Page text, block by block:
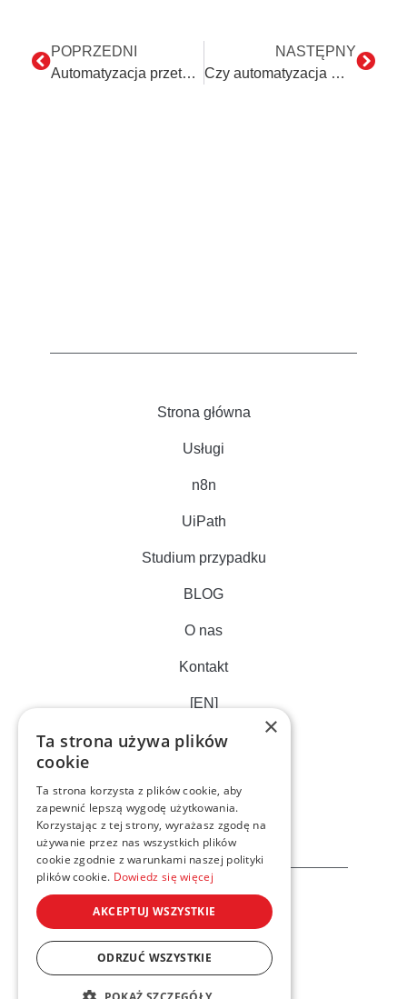
POPRZEDNI
Automatyzacja przetwarzania faktur – RPA i OCR
NASTĘPNY
Czy automatyzacja może sprawić, że będziesz atrakcyjnym pracodawcą?
Strona główna
Usługi
n8n
UiPath
Studium przypadku
BLOG
O nas
Kontakt
[EN]
×
Ta strona używa plików
cookie
Ta strona korzysta z plików cookie, aby
zapewnić lepszą wygodę użytkowania.
Korzystając z tej strony, wyrażasz zgodę na
używanie przez nas wszystkich plików
cookie zgodnie z warunkami naszej polityki
plików cookie. Dowiedz się więcej
AKCEPTUJ WSZYSTKIE
ODRZUĆ WSZYSTKIE